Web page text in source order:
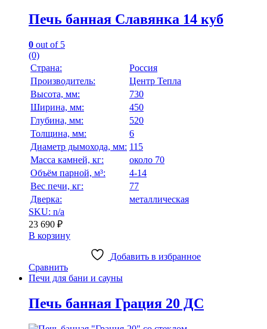
Печь банная Славянка 14 куб
0 out of 5
(0)
Страна:
Россия
Производитель:
Центр Тепла
Высота, мм:
730
Ширина, мм:
450
Глубина, мм:
520
Толщина, мм:
6
Диаметр дымохода, мм: 115
Масса камней, кг:
около 70
Объём парной, м³:
4-14
Вес печи, кг:
77
Дверка:
металлическая
SKU: n/a
23 690 ₽
В корзину
Добавить в избранное
Сравнить
Печи для бани и сауны
Печь банная Грация 20 ДС